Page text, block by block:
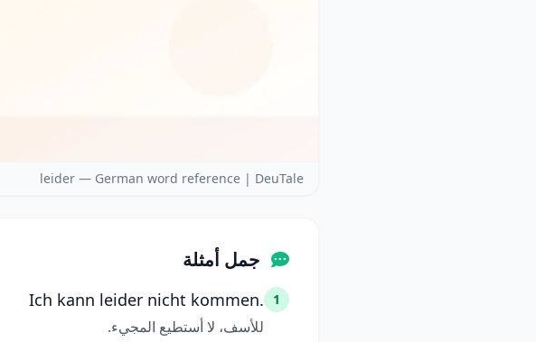
leider — German word reference | DeuTale
جمل أمثلة
1
Ich kann leider nicht kommen.
للأسف، لا أستطيع المجيء.